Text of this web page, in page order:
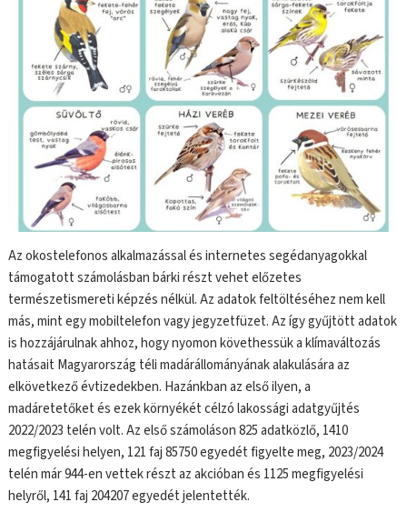
Az okostelefonos alkalmazással és internetes segédanyagokkal
támogatott számolásban bárki részt vehet előzetes
természetismereti képzés nélkül. Az adatok feltöltéséhez nem kell
más, mint egy mobiltelefon vagy jegyzetfüzet. Az így gyűjtött adatok
is hozzájárulnak ahhoz, hogy nyomon követhessük a klímaváltozás
hatásait Magyarország téli madárállományának alakulására az
elkövetkező évtizedekben. Hazánkban az első ilyen, a
madáretetőket és ezek környékét célzó lakossági adatgyűjtés
2022/2023 telén volt. Az első számoláson 825 adatközlő, 1410
megfigyelési helyen, 121 faj 85750 egyedét figyelte meg, 2023/2024
telén már 944-en vettek részt az akcióban és 1125 megfigyelési
helyről, 141 faj 204207 egyedét jelentették.